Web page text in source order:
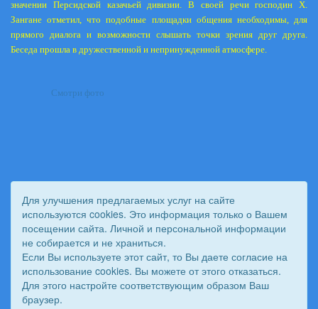
значении Персидской казачьей дивизии. В своей речи господин Х.
Зангане отметил, что подобные площадки общения необходимы, для
прямого диалога и возможности слышать точки зрения друг друга.
Беседа прошла в дружественной и непринужденной атмосфере.
Смотри фото
© 2011 - 2026 Вестник Астраханского казачьего войска. Все
права защищены.
Для улучшения предлагаемых услуг на сайте
используются cookies. Это информация только о Вашем
посещении сайта. Личной и персональной информации
не собирается и не храниться.
Если Вы используете этот сайт, то Вы даете согласие на
использование cookies. Вы можете от этого отказаться.
Для этого настройте соответствующим образом Ваш
браузер.